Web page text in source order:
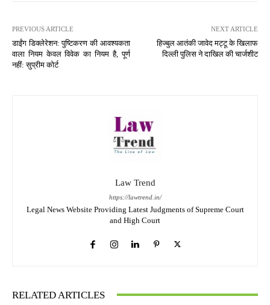
PREVIOUS ARTICLE
डाईंग डिक्लेरेशन: पुष्टिकरण की आवश्यकता
वाला नियम केवल विवेक का नियम है, पूर्ण
नहीं: सुप्रीम कोर्ट
NEXT ARTICLE
हिज्बुल आतंकी जावेद मट्टू के खिलाफ
दिल्ली पुलिस ने दाखिल की चार्जशीट
Law Trend
https://lawtrend.in/
Legal News Website Providing Latest Judgments of Supreme Court
and High Court
RELATED ARTICLES